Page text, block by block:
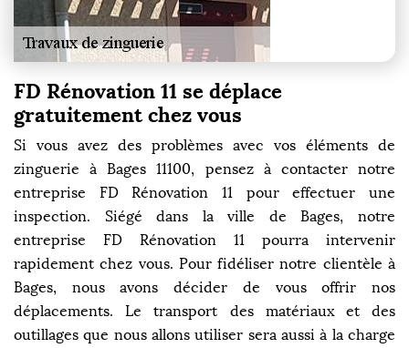
FD Rénovation 11 se déplace
gratuitement chez vous
Si vous avez des problèmes avec vos éléments de
zinguerie à Bages 11100, pensez à contacter notre
entreprise FD Rénovation 11 pour effectuer une
inspection. Siégé dans la ville de Bages, notre
entreprise FD Rénovation 11 pourra intervenir
rapidement chez vous. Pour fidéliser notre clientèle à
Bages, nous avons décider de vous offrir nos
déplacements. Le transport des matériaux et des
outillages que nous allons utiliser sera aussi à la charge